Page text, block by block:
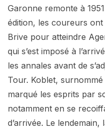
Garonne remonte à
édition, les coureurs
Brive pour atteindre
qui s’est imposé à
les annales avant de
Tour. Koblet,
marqué les esprits par
notamment en se
d’arrivée. Le lendemain,